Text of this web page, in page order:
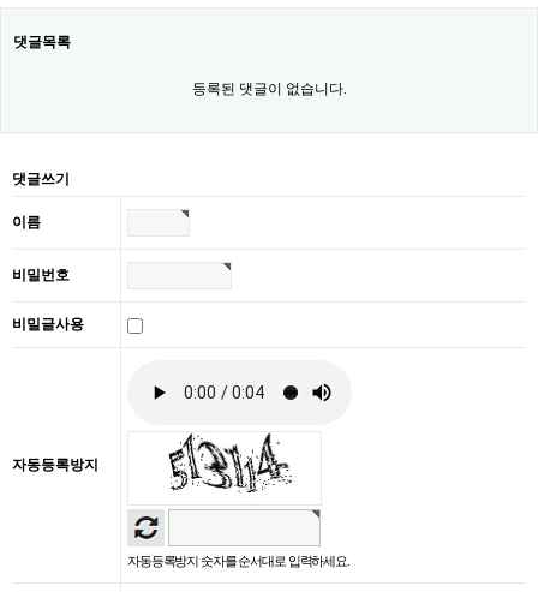
댓글목록
등록된 댓글이 없습니다.
댓글쓰기
이름
비밀번호
비밀글사용
자동등록방지
자동등록방지 숫자를 순서대로 입력하세요.